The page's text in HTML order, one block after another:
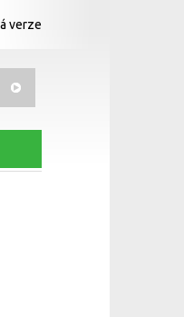
verze